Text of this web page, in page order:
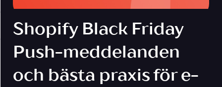
Shopify Black Friday
Push-meddelanden
och bästa praxis för e-